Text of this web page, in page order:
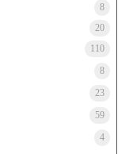
8
20
110
8
23
59
4